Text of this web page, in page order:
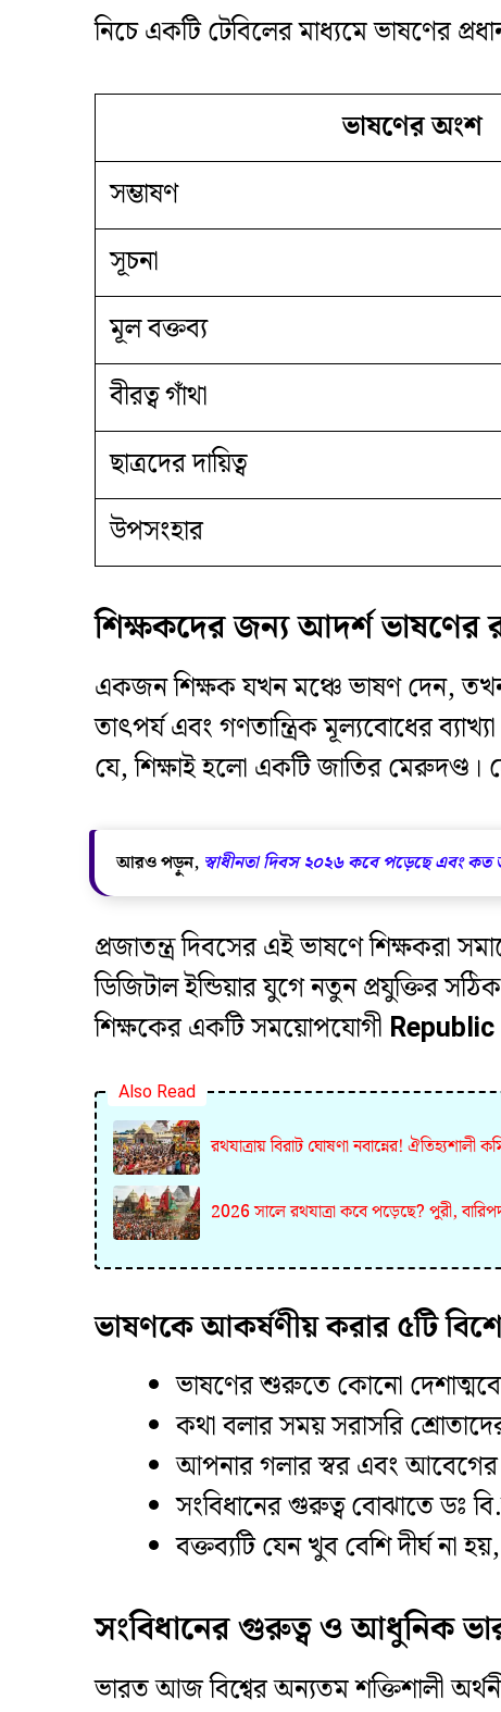
​নিচে একটি টেবিলের মাধ্যমে ভাষণের
ভাষণের অংশ
সম্ভাষণ
সূচনা
মূল বক্তব্য
বীরত্ব গাঁথা
ছাত্রদের দায়িত্ব
উপসংহার
শিক্ষকদের জন্য আদর্শ ভাষণের
​একজন শিক্ষক যখন মঞ্চে ভাষণ দেন, তখন
তাৎপর্য এবং গণতান্ত্রিক মূল্যবোধের
যে, শিক্ষাই হলো একটি জাতির মেরুদণ্ড।
আরও পড়ুন, স্বাধীনতা দিবস ২০২৬ কবে পড়েছে এবং
​প্রজাতন্ত্র দিবসের এই ভাষণে শিক্ষকরা
ডিজিটাল ইন্ডিয়ার যুগে নতুন প্রযুক্তির
শিক্ষকের একটি সময়োপযোগী
Also Read
রথযাত্রায় বিরাট ঘোষণা নবান্নের!
2026 সালে রথযাত্রা কবে পড়েছে? পুরী,
ভাষণকে আকর্ষণীয় করার ৫টি
​ভাষণের শুরুতে কোনো
​কথা বলার সময় সরাসরি
​আপনার গলার স্বর এবং আবেগের
​সংবিধানের গুরুত্ব বোঝাতে ডঃ
​বক্তব্যটি যেন খুব বেশি দীর্ঘ
সংবিধানের গুরুত্ব ও আধুনিক
​ভারত আজ বিশ্বের অন্যতম শক্তিশালী